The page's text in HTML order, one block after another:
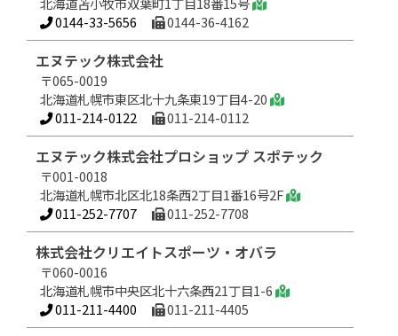
0144-33-5656
0144-36-4162
エヌテック株式会社
〒065-0019
北海道札幌市東区北十九条東19丁目4-20
011-214-0122
011-214-0112
エヌテック株式会社プロショップ スポテック
〒001-0018
北海道札幌市北区北18条西2丁目1番16号2F
011-252-7707
011-252-7708
株式会社クリエイトスポーツ・オバラ
〒060-0016
北海道札幌市中央区北十六条西21丁目1-6
011-211-4400
011-211-4405